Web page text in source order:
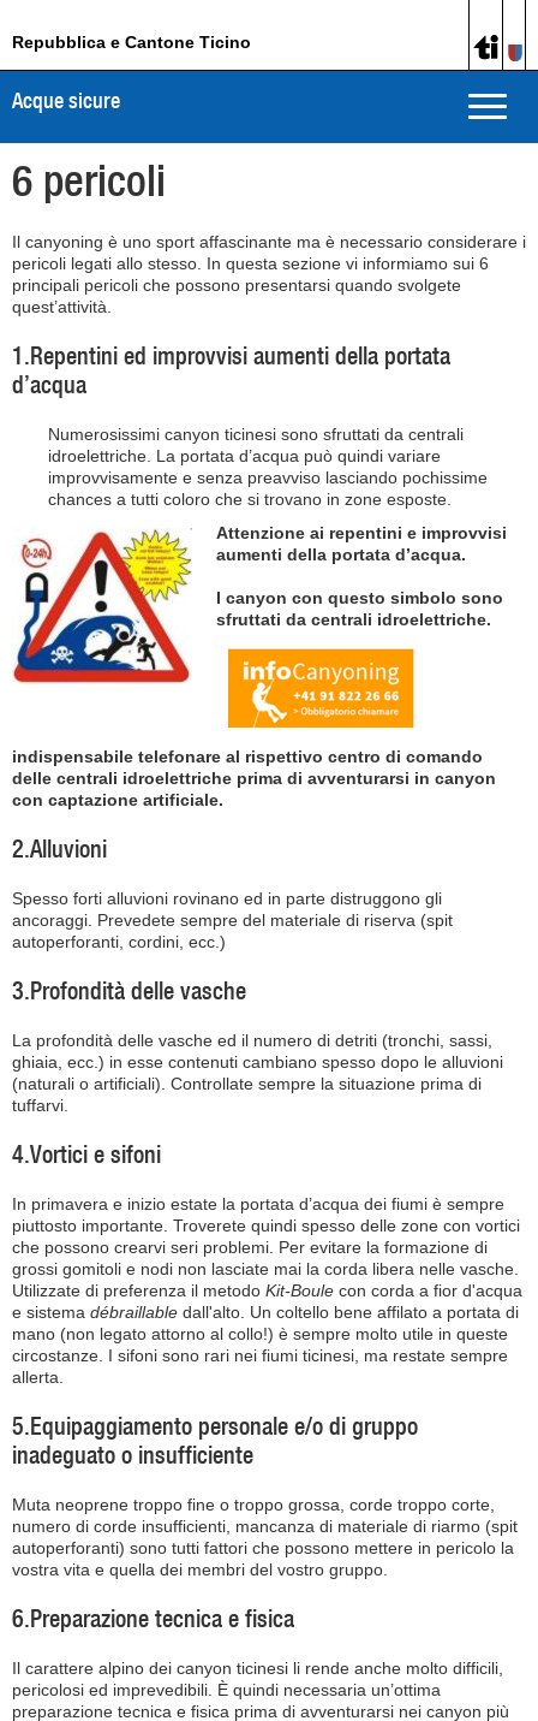
Repubblica e Cantone Ticino
Toggle
Acque sicure
6 pericoli
Il canyoning è uno sport affascinante ma è necessario considerare i
pericoli legati allo stesso. In questa sezione vi informiamo sui 6
principali pericoli che possono presentarsi quando svolgete
quest’attività.
1.Repentini ed improvvisi aumenti della portata
d’acqua
Numerosissimi canyon ticinesi sono sfruttati da centrali
idroelettriche. La portata d’acqua può quindi variare
improvvisamente e senza preavviso lasciando pochissime
chances a tutti coloro che si trovano in zone esposte.
Attenzione ai repentini e improvvisi
aumenti della portata d’acqua.
I canyon con questo simbolo sono
sfruttati da centrali idroelettriche.
indispensabile telefonare al rispettivo centro di comando
delle centrali idroelettriche prima di avventurarsi in canyon
con captazione artificiale.
2.Alluvioni
Spesso forti alluvioni rovinano ed in parte distruggono gli
ancoraggi. Prevedete sempre del materiale di riserva (spit
autoperforanti, cordini, ecc.)
3.Profondità delle vasche
La profondità delle vasche ed il numero di detriti (tronchi, sassi,
ghiaia, ecc.) in esse contenuti cambiano spesso dopo le alluvioni
(naturali o artificiali). Controllate sempre la situazione prima di
tuffarvi.
4.Vortici e sifoni
In primavera e inizio estate la portata d’acqua dei fiumi è sempre
piuttosto importante. Troverete quindi spesso delle zone con vortici
che possono crearvi seri problemi. Per evitare la formazione di
grossi gomitoli e nodi non lasciate mai la corda libera nelle vasche.
Utilizzate di preferenza il metodo Kit-Boule con corda a fior d'acqua
e sistema débraillable dall'alto. Un coltello bene affilato a portata di
mano (non legato attorno al collo!) è sempre molto utile in queste
circostanze. I sifoni sono rari nei fiumi ticinesi, ma restate sempre
allerta.
5.Equipaggiamento personale e/o di gruppo
inadeguato o insufficiente
Muta neoprene troppo fine o troppo grossa, corde troppo corte,
numero di corde insufficienti, mancanza di materiale di riarmo (spit
autoperforanti) sono tutti fattori che possono mettere in pericolo la
vostra vita e quella dei membri del vostro gruppo.
6.Preparazione tecnica e fisica
Il carattere alpino dei canyon ticinesi li rende anche molto difficili,
pericolosi ed imprevedibili. È quindi necessaria un’ottima
preparazione tecnica e fisica prima di avventurarsi nei canyon più